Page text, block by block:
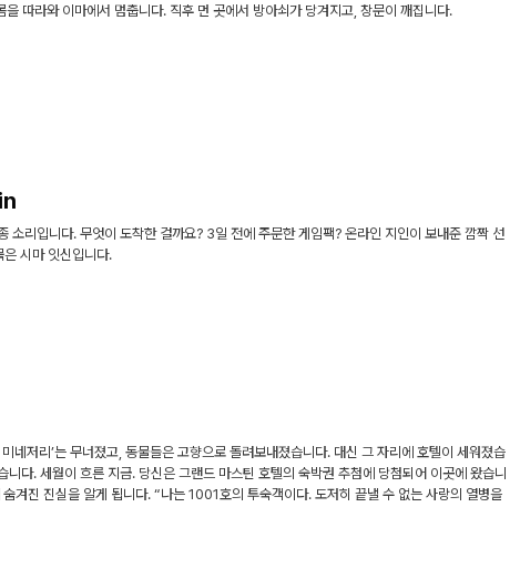
따라와 이마에서 멈춥니다. 직후 먼 곳에서 방아쇠가 당겨지고, 창문이 깨집니다.
소리입니다. 무엇이 도착한 걸까요? 3일 전에 주문한 게임팩? 온라인 지인이 보내준 깜짝 선
시마 잇신입니다.
네저리’는 무너졌고, 동물들은 고향으로 돌려보내졌습니다. 대신 그 자리에 호텔이 세워졌습
다. 세월이 흐른 지금. 당신은 그랜드 마스틴 호텔의 숙박권 추첨에 당첨되어 이곳에 왔습니
겨진 진실을 알게 됩니다. “나는 1001호의 투숙객이다. 도저히 끝낼 수 없는 사랑의 열병을